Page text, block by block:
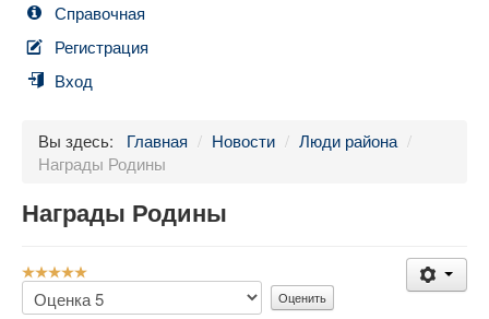
Справочная
Регистрация
Вход
Вы здесь: Главная / Новости / Люди района /
Награды Родины
Награды Родины
Рейтинг:
Пожалуйста,